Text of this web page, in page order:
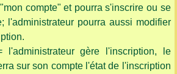
compte" et pourra s'inscrire ou se
l'administrateur pourra aussi modifier
l'administrateur gère l'inscription, le
sur son compte l'état de l'inscription